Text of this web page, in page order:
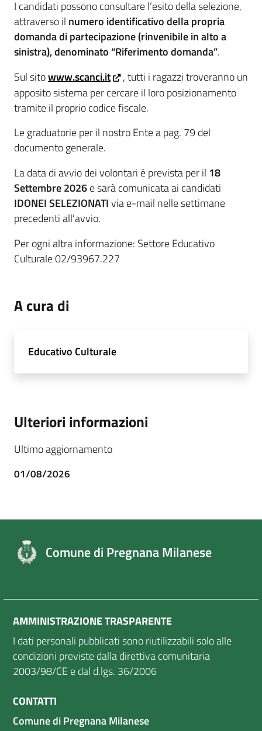
I candidati possono consultare l’esito della selezione,
attraverso il numero identificativo della propria
domanda di partecipazione (rinvenibile in alto a
sinistra), denominato “Riferimento domanda”.
Sul sitowww.scanci.it
, tutti i ragazzi troveranno un
apposito sistema per cercare il loro posizionamento
tramite il proprio codice fiscale.
Le graduatorie per il nostro Ente a pag. 79 del
documento generale.
La data di avvio dei volontari è prevista per il 18
Settembre 2026e sarà comunicata ai candidati
IDONEI SELEZIONATIvia e-mail nelle settimane
precedenti all’avvio.
Per ogni altra informazione: Settore Educativo
Culturale 02/93967.227
A cura di
Educativo Culturale
Ulteriori informazioni
Ultimo aggiornamento
01/08/2026
Comune di Pregnana Milanese
AMMINISTRAZIONE TRASPARENTE
I dati personali pubblicati sono riutilizzabili solo alle
condizioni previste dalla direttiva comunitaria
2003/98/CE e dal d.lgs. 36/2006
CONTATTI
Comune di Pregnana Milanese